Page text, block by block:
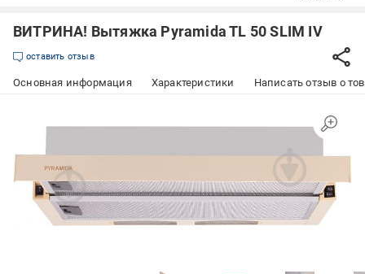
ВИТРИНА! Вытяжка Pyramida TL 50 SLIM IV
оставить отзыв
Основная информация Характеристики Написать отзыв о